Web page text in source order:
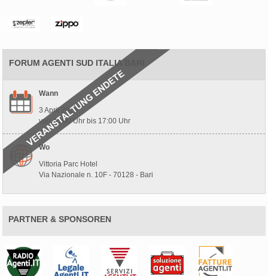
FORUM AGENTI SUD ITALIA BARI
Wann
3 April 2025
von 10:00 Uhr bis 17:00 Uhr
Wo
Vittoria Parc Hotel
Via Nazionale n. 10F - 70128 - Bari
PARTNER & SPONSOREN